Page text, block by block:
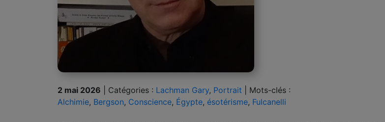
2 mai 2026 Catégories : Lachman Gary, Portrait
Mots-clés :
Alchimie, Bergson, Conscience, Égypte, ésotérisme, Fulcanelli